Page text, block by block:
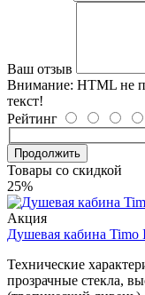
Ваш отзыв
Внимание: HTML не
текст!
Рейтинг
Продолжить
Товары со скидкой
25%
Акция
Душевая кабина Timo
Технические
прозрачные стекла,